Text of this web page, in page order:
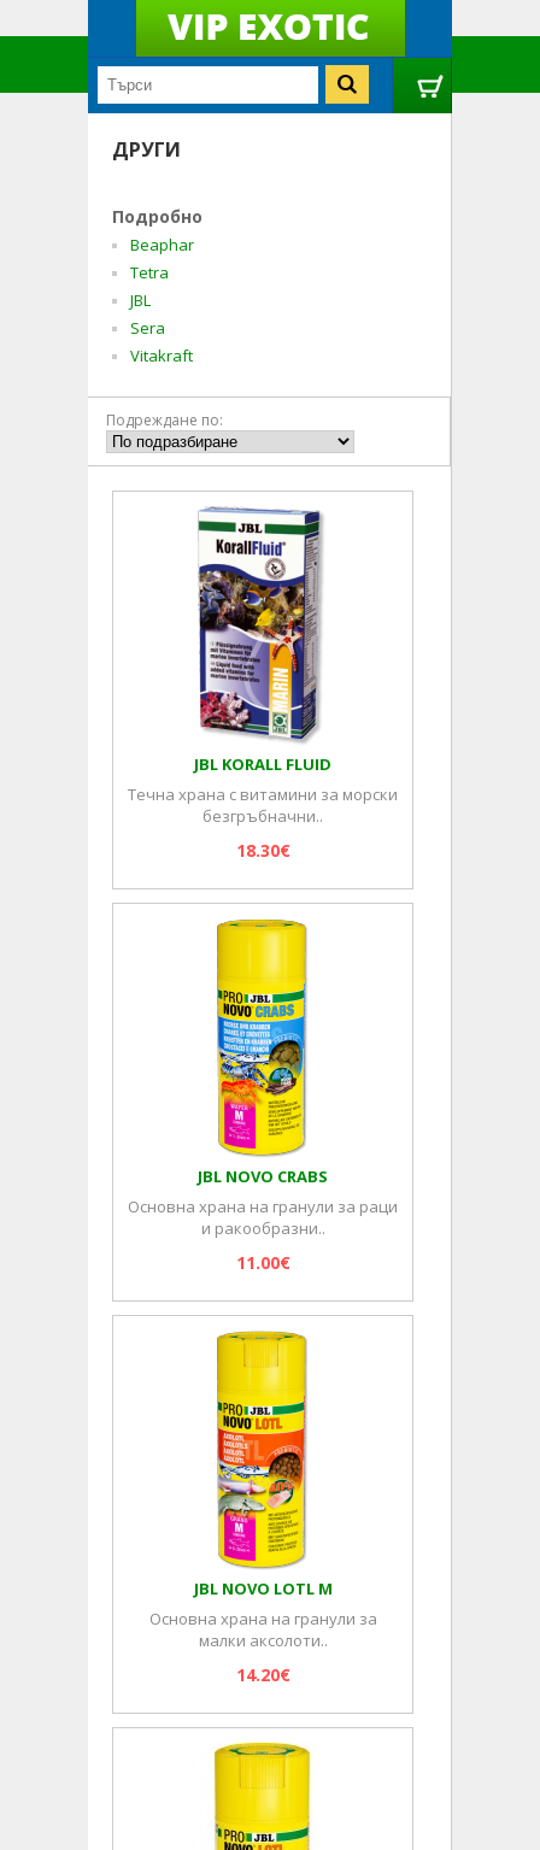
ДРУГИ
Подробно
Beaphar
Tetra
JBL
Sera
Vitakraft
Подреждане по:
JBL KORALL FLUID
Течна храна с витамини за морски
безгръбначни..
18.30€
JBL NOVO CRABS
Основна храна на гранули за раци
и ракообразни..
11.00€
JBL NOVO LOTL M
Основна храна на гранули за
малки аксолоти..
14.20€